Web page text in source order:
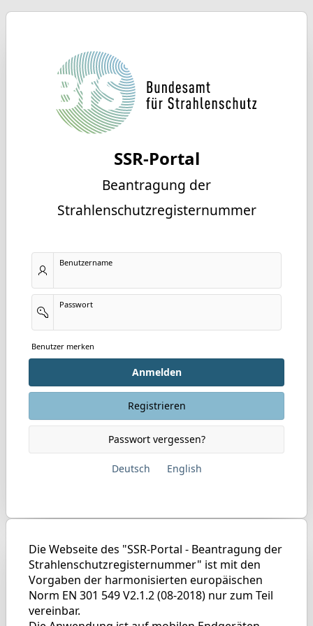
SSR-Portal
Beantragung der
Strahlenschutzregisternummer
Benutzername
Passwort
Benutzer merken
Anmelden
Registrieren
Passwort vergessen?
Deutsch English
Die Webseite des "SSR-Portal - Beantragung der
Strahlenschutzregisternummer" ist mit den
Vorgaben der harmonisierten europäischen
Norm EN 301 549 V2.1.2 (08-2018) nur zum Teil
vereinbar.